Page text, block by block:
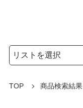
検索リストの選択
TOP 商品検索結果